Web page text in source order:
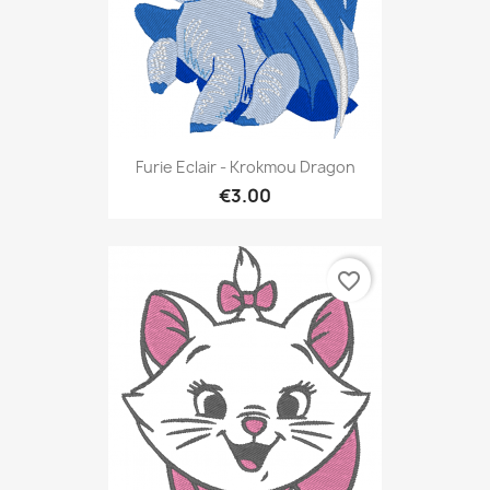
Furie Eclair - Krokmou Dragon
€3.00
favorite_border